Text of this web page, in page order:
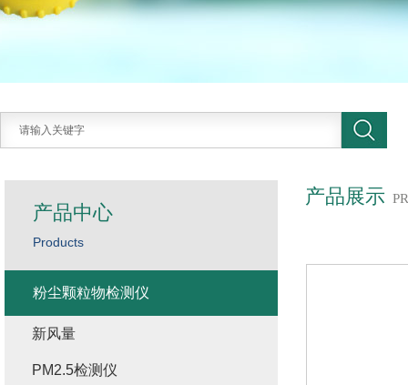
产品展示
产品中心
Products
粉尘颗粒物检测仪
新风量
PM2.5检测仪